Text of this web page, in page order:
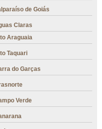
de Goiás
Claras
Araguaia
Taquari
do Garças
Verde